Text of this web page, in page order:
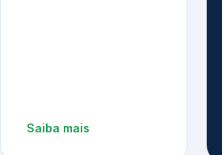
Saiba mais